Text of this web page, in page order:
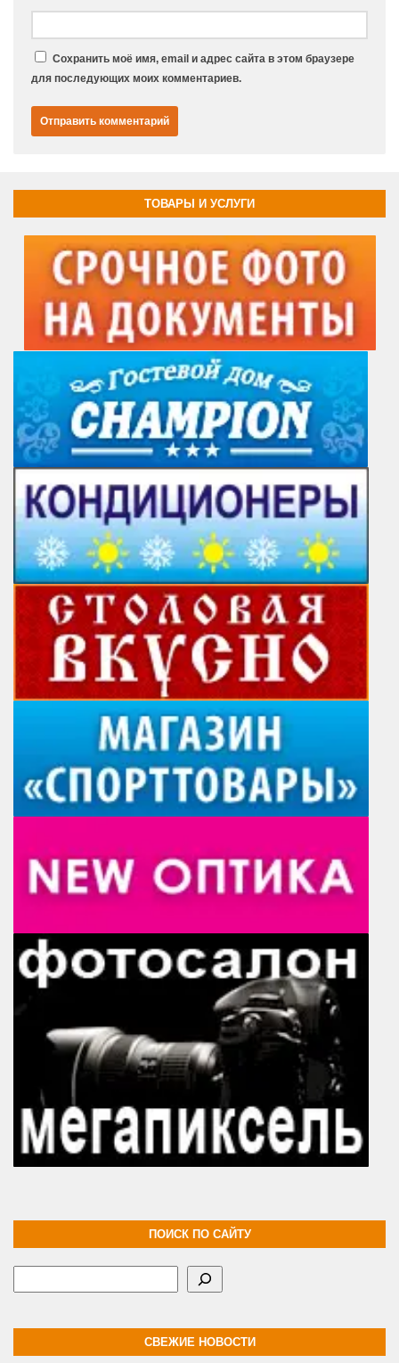
Сохранить моё имя, email и адрес сайта в этом браузере
для последующих моих комментариев.
ТОВАРЫ И УСЛУГИ
ПОИСК ПО САЙТУ
СВЕЖИЕ НОВОСТИ